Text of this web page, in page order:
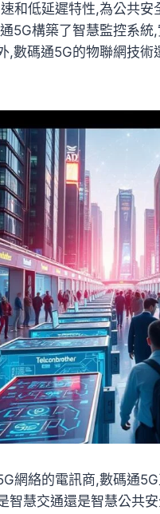
和低延遲特性,為公共
5G構築了智慧監控系
,數碼通5G的物聯網技
網絡的電訊商,數碼通
智慧交通還是智慧公共